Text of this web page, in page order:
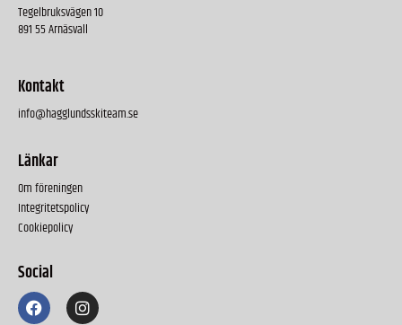
Tegelbruksvägen 10
891 55 Arnäsvall
Kontakt
info@hagglundsskiteam.se
Länkar
Om föreningen
Integritetspolicy
Cookiepolicy
Social